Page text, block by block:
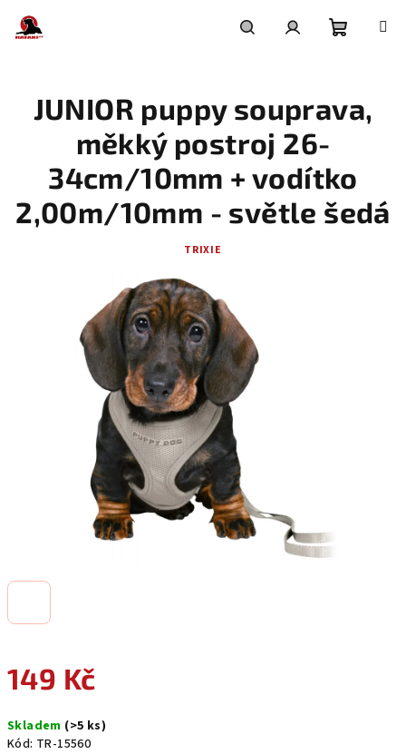
obsah
košík
149 Kč
cena:
Skladem (>5 ks)
Kód: TR-15560
JUNIOR puppy souprava,
měkký postroj 26-
34cm/10mm + vodítko
2,00m/10mm - světle šedá
TRIXIE